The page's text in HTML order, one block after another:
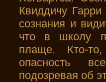
Квиддичу
сознания и
что в школу
плаще. Кто-
опасность
подозревая об